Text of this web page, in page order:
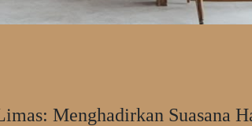
Menghadirkan Suasana